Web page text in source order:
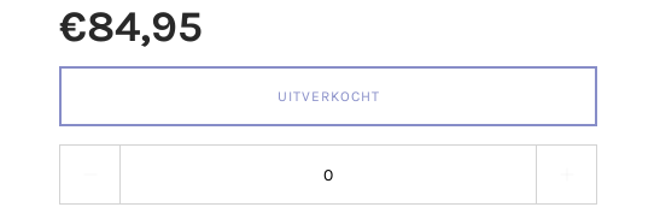
€84,95
UITVERKOCHT